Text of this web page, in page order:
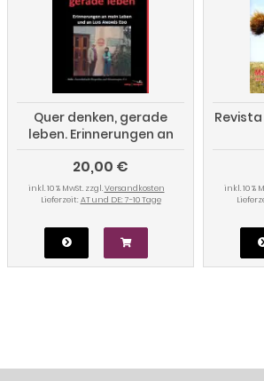
Quer denken, gerade
leben. Erinnerungen an
mein Leben und an Luis
Andrés Edo
20,00 €
inkl. 10 % MwSt. zzgl.Versandkosten
Lieferzeit: AT und DE: 7-10 Tage
Revista
inkl. 10 %